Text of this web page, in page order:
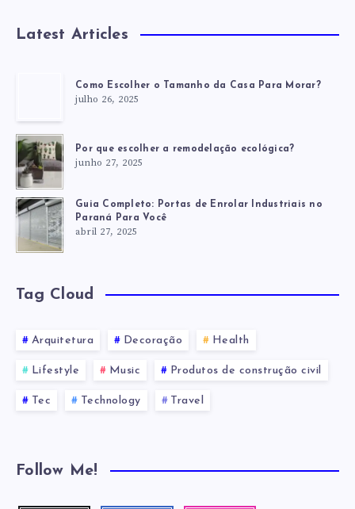
VOCÊ
Latest Articles
Como Escolher o Tamanho da Casa Para Morar?
julho 26, 2025
Por que escolher a remodelação ecológica?
junho 27, 2025
Guia Completo: Portas de Enrolar Industriais no
Paraná Para Você
abril 27, 2025
Tag Cloud
Arquitetura Decoração Health
Lifestyle Music Produtos de construção civil
Tec Technology Travel
Follow Me!